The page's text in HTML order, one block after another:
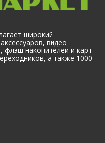
широкий
видео
флэш накопителей и карт
а также 1000